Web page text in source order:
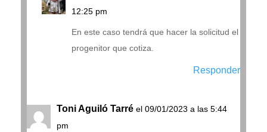
12:25 pm
En este caso tendrá que hacer la solicitud el
progenitor que cotiza.
Responder
Toni Aguiló Tarré el 09/01/2023 a las 5:44
pm